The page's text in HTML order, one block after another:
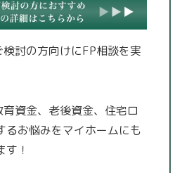
討の方向けにFP相談を実
資金、老後資金、住宅ロ
るお悩みをマイホームにも
！